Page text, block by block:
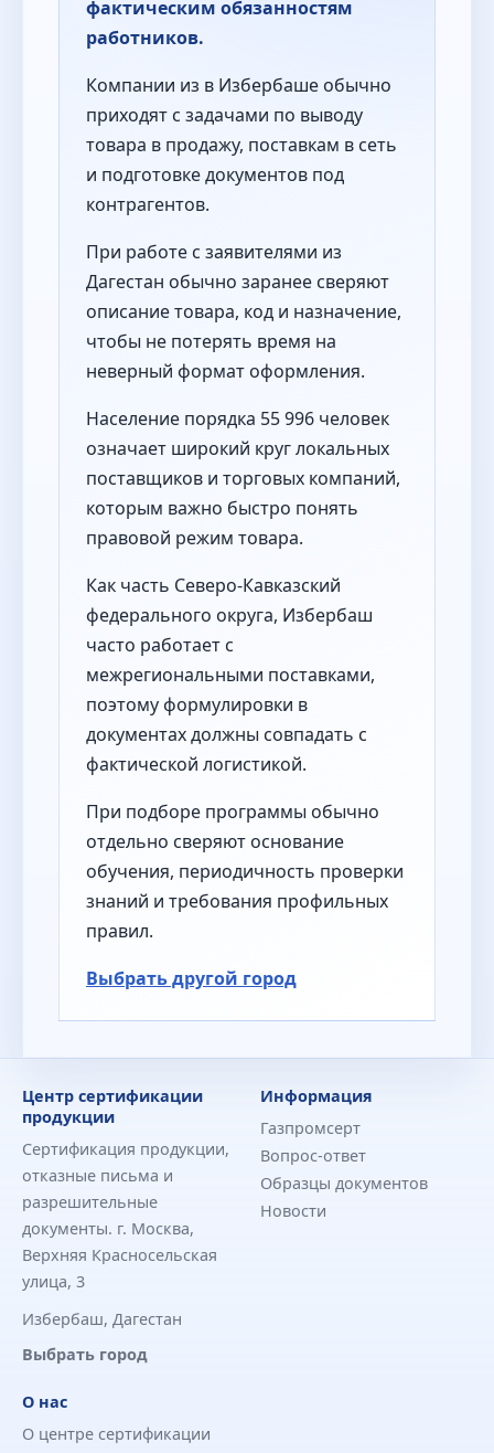
фактическим обязанностям
работников.
Компании из в Избербаше обычно
приходят с задачами по выводу
товара в продажу, поставкам в сеть
и подготовке документов под
контрагентов.
При работе с заявителями из
Дагестан обычно заранее сверяют
описание товара, код и назначение,
чтобы не потерять время на
неверный формат оформления.
Население порядка 55 996 человек
означает широкий круг локальных
поставщиков и торговых компаний,
которым важно быстро понять
правовой режим товара.
Как часть Северо-Кавказский
федерального округа, Избербаш
часто работает с
межрегиональными поставками,
поэтому формулировки в
документах должны совпадать с
фактической логистикой.
При подборе программы обычно
отдельно сверяют основание
обучения, периодичность проверки
знаний и требования профильных
правил.
Выбрать другой город
Центр сертификации
продукции
Сертификация продукции,
отказные письма и
разрешительные
документы. г. Москва,
Верхняя Красносельская
улица, 3
Избербаш, Дагестан
Выбрать город
Информация
Газпромсерт
Вопрос-ответ
Образцы документов
Новости
О нас
О центре сертификации